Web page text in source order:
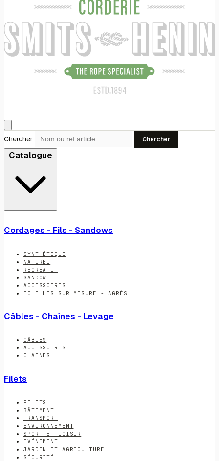
Chercher Chercher
Catalogue
Cordages - Fils - Sandows
SYNTHÉTIQUE
NATUREL
RÉCRÉATIF
SANDOW
ACCESSOIRES
ECHELLES SUR MESURE - AGRÈS
Câbles - Chaînes - Levage
CÂBLES
ACCESSOIRES
CHAINES
Filets
FILETS
BÂTIMENT
TRANSPORT
ENVIRONNEMENT
SPORT ET LOISIR
EVÉNEMENT
JARDIN ET AGRICULTURE
SÉCURITÉ